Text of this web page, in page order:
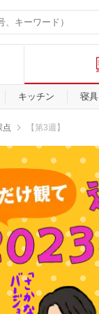
キッチン 寝具
点 【第3週】